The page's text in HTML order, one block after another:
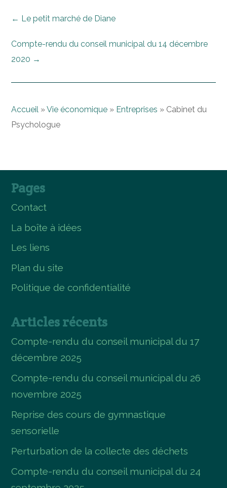
← Le petit marché de Diane
Compte-rendu du conseil municipal du 14 décembre
2020 →
Accueil »Vie économique » Entreprises » Cabinet du
Psychologue
Pages
Contact
La boîte à idées
Les liens
Plan du site
Politique de confidentialité
Articles récents
Compte-rendu du conseil municipal du 17
décembre 2025
Compte-rendu du conseil municipal du 26
novembre 2025
Reprise des cours de gymnastique
sensorielle
Perturbation de la collecte des déchets
Compte-rendu du conseil municipal du 24